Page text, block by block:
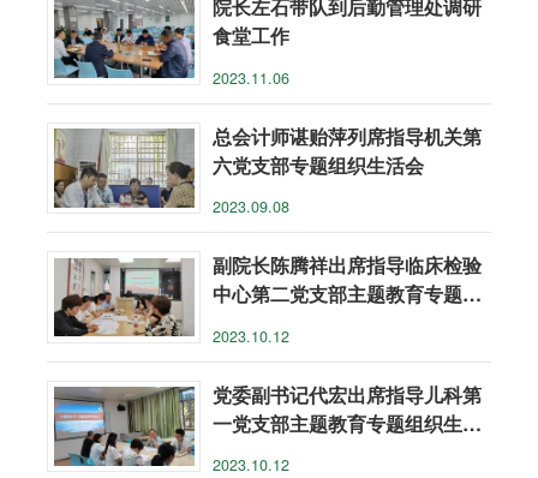
院长左石带队到后勤管理处调研
食堂工作
2023.11.06
总会计师谌贻萍列席指导机关第
六党支部专题组织生活会
2023.09.08
副院长陈腾祥出席指导临床检验
中心第二党支部主题教育专题组
2023.10.12
党委副书记代宏出席指导儿科第
一党支部主题教育专题组织生活
2023.10.12